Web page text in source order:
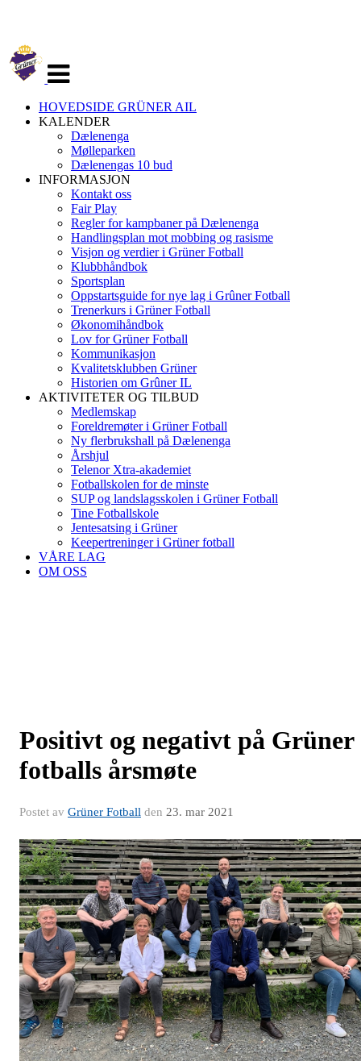
navigasjon
HOVEDSIDE GRÜNER AIL
KALENDER
Dælenenga
Mølleparken
Dælenengas 10 bud
INFORMASJON
Kontakt oss
Fair Play
Regler for kampbaner på Dælenenga
Handlingsplan mot mobbing og rasisme
Visjon og verdier i Grüner Fotball
Klubbhåndbok
Sportsplan
Oppstartsguide for nye lag i Grûner Fotball
Trenerkurs i Grüner Fotball
Økonomihåndbok
Lov for Grüner Fotball
Kommunikasjon
Kvalitetsklubben Grüner
Historien om Grûner IL
AKTIVITETER OG TILBUD
Medlemskap
Foreldremøter i Grüner Fotball
Ny flerbrukshall på Dælenenga
Årshjul
Telenor Xtra-akademiet
Fotballskolen for de minste
SUP og landslagsskolen i Grüner Fotball
Tine Fotballskole
Jentesatsing i Grüner
Keepertreninger i Grüner fotball
VÅRE LAG
OM OSS
Positivt og negativt på Grüner
fotballs årsmøte
Postet av Grüner Fotball den 23. mar 2021